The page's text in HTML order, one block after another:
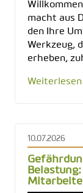
macht aus
den Ihre
Werkzeug,
erheben,
10.07.2026